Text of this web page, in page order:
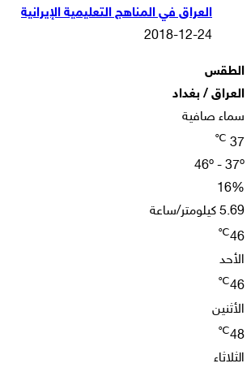
العراق في المناهج التعليمية الإيرانية
2018-12-24
الطقس
العراق / بغداد
سماء صافية
37
℃
46º - 37º
16%
5.69 كيلومتر/ساعة
46
℃
الأحد
46
℃
الأثنين
48
℃
الثلاثاء